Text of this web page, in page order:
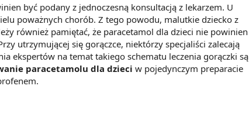
być podany z jednoczesną konsultacją z lekarzem. U
poważnych chorób. Z tego powodu, malutkie dziecko z
również pamiętać, że paracetamol dla dzieci nie powinien
utrzymującej się gorączce, niektórzy specjaliści zalecają
ekspertów na temat takiego schematu leczenia gorączki są
paracetamolu dla dzieci w pojedynczym preparacie